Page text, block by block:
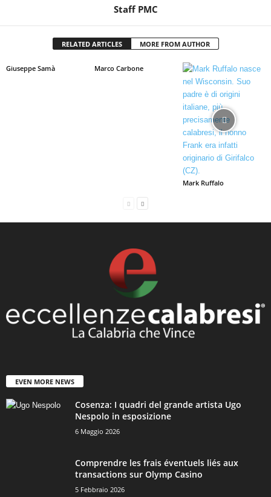
Staff PMC
RELATED ARTICLES MORE FROM AUTHOR
Giuseppe Samà Marco Carbone
Mark Ruffalo
EVEN MORE NEWS
Cosenza: I quadri del grande artista Ugo
Nespolo in esposizione
6 Maggio 2026
Comprendre les frais éventuels liés aux
transactions sur Olymp Casino
5 Febbraio 2026